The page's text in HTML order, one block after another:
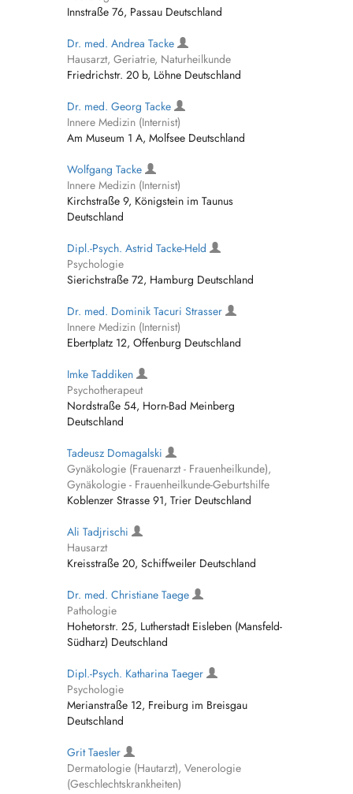
Innstraße 76, Passau Deutschland
Dr. med. Andrea Tacke
Hausarzt, Geriatrie, Naturheilkunde
Friedrichstr. 20 b, Löhne Deutschland
Dr. med. Georg Tacke
Innere Medizin (Internist)
Am Museum 1 A, Molfsee Deutschland
Wolfgang Tacke
Innere Medizin (Internist)
Kirchstraße 9, Königstein im Taunus
Deutschland
Dipl.-Psych. Astrid Tacke-Held
Psychologie
Sierichstraße 72, Hamburg Deutschland
Dr. med. Dominik Tacuri Strasser
Innere Medizin (Internist)
Ebertplatz 12, Offenburg Deutschland
Imke Taddiken
Psychotherapeut
Nordstraße 54, Horn-Bad Meinberg
Deutschland
Tadeusz Domagalski
Gynäkologie (Frauenarzt - Frauenheilkunde),
Gynäkologie - Frauenheilkunde-Geburtshilfe
Koblenzer Strasse 91, Trier Deutschland
Ali Tadjrischi
Hausarzt
Kreisstraße 20, Schiffweiler Deutschland
Dr. med. Christiane Taege
Pathologie
Hohetorstr. 25, Lutherstadt Eisleben (Mansfeld-
Südharz) Deutschland
Dipl.-Psych. Katharina Taeger
Psychologie
Merianstraße 12, Freiburg im Breisgau
Deutschland
Grit Taesler
Dermatologie (Hautarzt), Venerologie
(Geschlechtskrankheiten)